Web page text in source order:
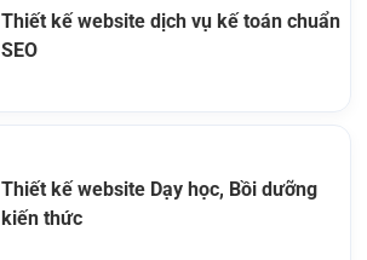
Thiết kế website dịch vụ kế toán chuẩn
SEO
Thiết kế website Dạy học, Bồi dưỡng
kiến thức